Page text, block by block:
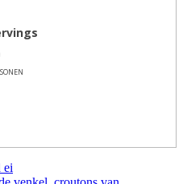
ei